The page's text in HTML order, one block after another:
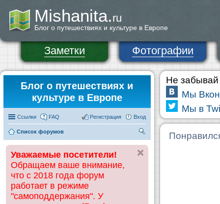
Mishanita.ru
Блог о путешествиях и культуре в Европе
Заметки Фотографии
Блог о путешествиях и
культуре в Европе
Ссылки FAQ Вход
Регистрация
Список форумов
ск
Уважаемые посетители!
Обращаем ваше внимание,
что с 2018 года форум
работает в режиме
"самоподдержания". У
Не забывай
Мы
Мы в